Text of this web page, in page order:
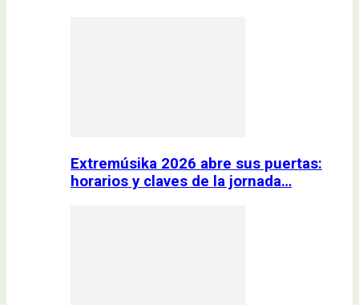
Extremúsika 2026 abre sus puertas:
horarios y claves de la jornada…